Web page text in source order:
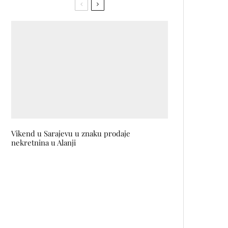
Vikend u Sarajevu u znaku prodaje
nekretnina u Alanji